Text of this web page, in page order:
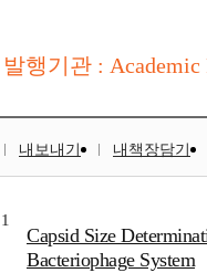
발행기관 : Academic
내보내기 내책장담기
1
Capsid Size
Bacteriophage System